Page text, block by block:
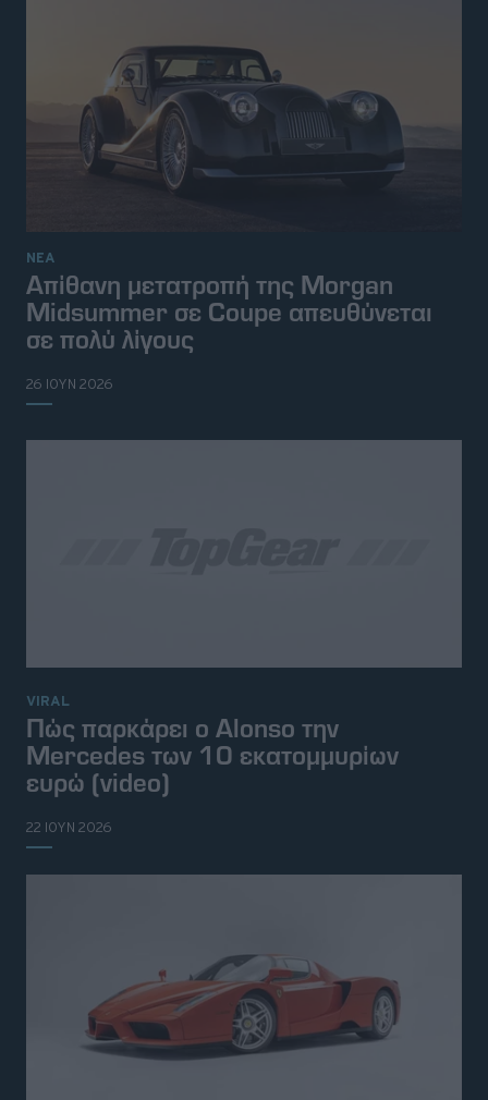
ΝΕΑ
Απίθανη μετατροπή της Morgan
Midsummer σε Coupe απευθύνεται
σε πολύ λίγους
26 ΙΟΥΝ 2026
VIRAL
Πώς παρκάρει ο Alonso την
Mercedes των 10 εκατομμυρίων
ευρώ (video)
22 ΙΟΥΝ 2026